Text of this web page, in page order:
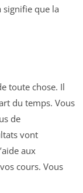
signifie que la
toute chose. Il
du temps. Vous
de
vont
aux
cours. Vous